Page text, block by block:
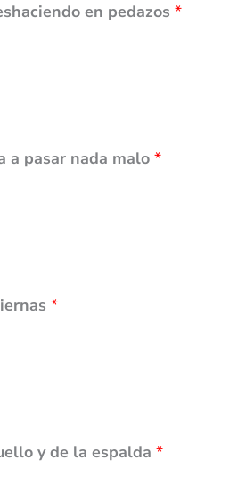
en pedazos*
a pasar nada malo*
*
y de la espalda*